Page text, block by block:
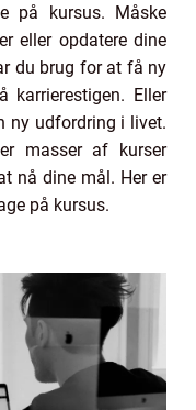
på kursus. Måske
eller opdatere dine
du brug for at få ny
Eller
ny udfordring i livet.
masser af kurser
nå dine mål. Her er
på kursus.